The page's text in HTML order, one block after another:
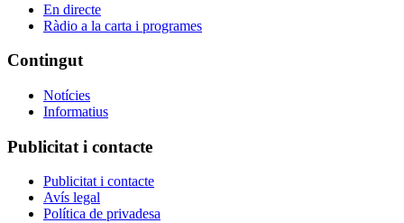
En directe
Ràdio a la carta i programes
Contingut
Notícies
Informatius
Publicitat i contacte
Publicitat i contacte
Avís legal
Política de privadesa